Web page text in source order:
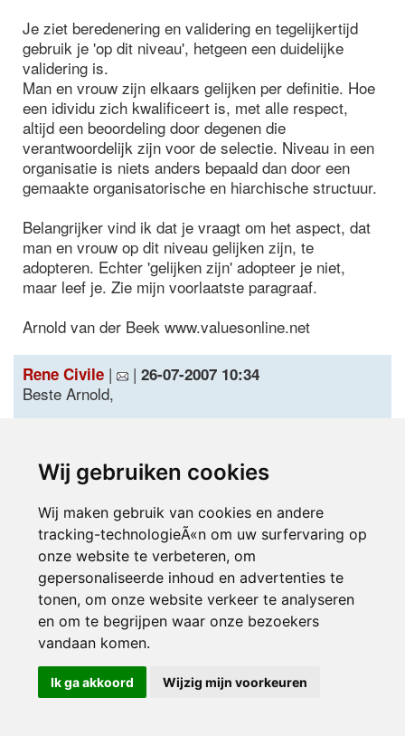
Wij gebruiken cookies
Wij maken gebruik van cookies en andere
tracking-technologieÃ«n om uw surfervaring op
onze website te verbeteren, om
gepersonaliseerde inhoud en advertenties te
tonen, om onze website verkeer te analyseren
en om te begrijpen waar onze bezoekers
vandaan komen.
Ik ga akkoord Wijzig mijn voorkeuren
Je ziet beredenering en validering en tegelijkertijd
gebruik je 'op dit niveau', hetgeen een duidelijke
validering is.
Man en vrouw zijn elkaars gelijken per definitie. Hoe
een idividu zich kwalificeert is, met alle respect,
altijd een beoordeling door degenen die
verantwoordelijk zijn voor de selectie. Niveau in een
organisatie is niets anders bepaald dan door een
gemaakte organisatorische en hiarchische structuur.
Belangrijker vind ik dat je vraagt om het aspect, dat
man en vrouw op dit niveau gelijken zijn, te
adopteren. Echter 'gelijken zijn' adopteer je niet,
maar leef je. Zie mijn voorlaatste paragraaf.
Arnold van der Beek www.valuesonline.net
Rene Civile | | 26-07-2007 10:34
Beste Arnold,
tussen beide sexen op dit niveau. Helaas is de
dagelijkse praktijk aanzienlijk anders dan jij en ik
wellicht graag zouden willen zien.
Met 'adopteren' bedoel ik veel meer de acceptatie
van het gegeven van gelijkheid en niet dit wederom
te beredeneren ter validatie van.... Dit is dus meer
bedoeld voor diegenen die wat dit aspect beduidend
andere meningen zijn toegedaan.
Ik ben persoonlijk van mening dat wanneer je het
aspect wil bezien op dit niveau dat je dan feitelijk qua